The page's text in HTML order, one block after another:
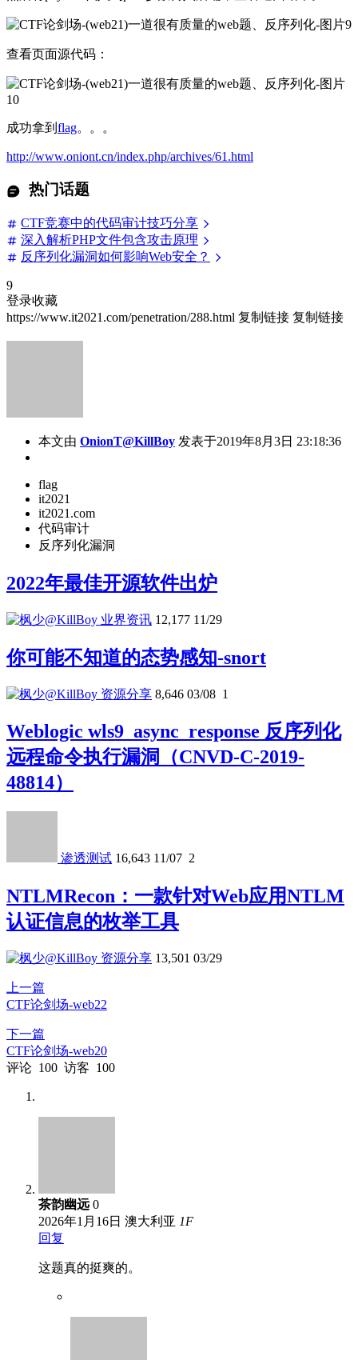
查看页面源代码：
成功拿到 flag。。。
http://www.oniont.cn/index.php/archives/61.html
热门话题
CTF竞赛中的代码审计技巧分享
深入解析PHP文件包含攻击原理
反序列化漏洞如何影响Web安全？
9
登录收藏
https://www.it2021.com/penetration/288.html 复制链接 复制链接
本文由 OnionT@KillBoy 发表于2019年8月3日 23:18:36
flag
it2021
it2021.com
代码审计
反序列化漏洞
2022年最佳开源软件出炉
业界资讯 12,177 11/29
你可能不知道的态势感知-snort
资源分享 8,646 03/08 1
Weblogic wls9_async_response 反序列化
远程命令执行漏洞（CNVD-C-2019-
48814）
渗透测试 16,643 11/07 2
NTLMRecon：一款针对Web应用NTLM
认证信息的枚举工具
资源分享 13,501 03/29
上一篇
CTF论剑场-web22
下一篇
CTF论剑场-web20
评论 100 访客 100
茶韵幽远 0
2026年1月16日 澳大利亚 1F
回复
这题真的挺爽的。